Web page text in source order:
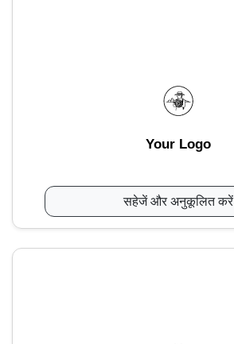
Your Logo
सहेजें और अनुकूलित करें